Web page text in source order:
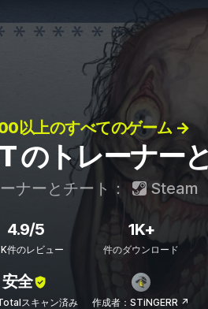
以上のすべてのゲーム →
のトレーナー
ナーとチート： Steam
4.9/5
件のレビュー
1K+
件のダウンロード
安全
スキャン済み 作成者：STiNGERR ↗